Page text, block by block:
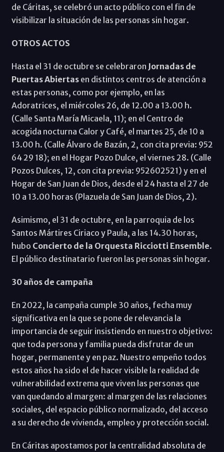
de Cáritas, se celebró un acto público con el fin de
visibilizar la situación de las personas sin hogar.
OTROS ACTOS
Hasta el 31 de octubre se celebraron Jornadas de
Puertas Abiertasen distintos centros de atención a
estas personas, como por ejemplo, en las
Adoratrices, el miércoles 26, de 12.00 a 13.00 h.
(Calle Santa María Micaela, 11); en el Centro de
acogida nocturna Calor y Café, el martes 25, de 10 a
13.00 h. (Calle Álvaro de Bazán, 2, con cita previa: 952
64 29 18); en el Hogar Pozo Dulce, el viernes 28. (Calle
Pozos Dulces, 12, con cita previa: 952602521) y en el
Hogar de San Juan de Dios, desde el 24 hasta el 27 de
10 a 13.00 horas (Plazuela de San Juan de Dios, 2).
Asimismo, el 31 de octubre, en la parroquia de los
Santos Mártires Ciriaco y Paula, a las 14.30 horas,
hubo Concierto de la Orquesta Ricciotti Ensemble.
El público destinatario fueron las personas sin hogar.
30 años de campaña
En 2022, la campaña cumple 30 años, fecha muy
significativa en la que se pone de relevancia la
importancia de seguir insistiendo en nuestro objetivo:
que toda persona y familia pueda disfrutar de un
hogar, permanente y en paz. Nuestro empeño todos
estos años ha sido el de hacer visible la realidad de
vulnerabilidad extrema que viven las personas que
van quedando al margen: al margen de las relaciones
sociales, del espacio público normalizado, del acceso
a su derecho de vivienda, empleo y protección social.
En Cáritas apostamos por la centralidad absoluta de